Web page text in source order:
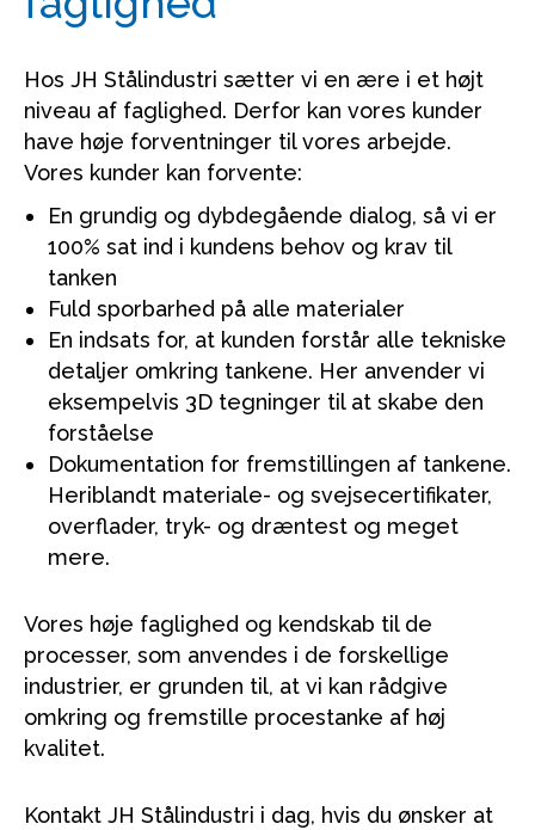
Hos JH Stålindustri sætter vi en ære i et højt
niveau af faglighed. Derfor kan vores kunder
have høje forventninger til vores arbejde.
Vores kunder kan forvente:
En grundig og dybdegående dialog, så vi er
100% sat ind i kundens behov og krav til
tanken
Fuld sporbarhed på alle materialer
En indsats for, at kunden forstår alle tekniske
detaljer omkring tankene. Her anvender vi
eksempelvis 3D tegninger til at skabe den
forståelse
Dokumentation for fremstillingen af tankene.
Heriblandt materiale- og svejsecertifikater,
overflader, tryk- og dræntest og meget
mere.
Vores høje faglighed og kendskab til de
processer, som anvendes i de forskellige
industrier, er grunden til, at vi kan rådgive
omkring og fremstille procestanke af høj
kvalitet.
Kontakt JH Stålindustri i dag, hvis du ønsker at